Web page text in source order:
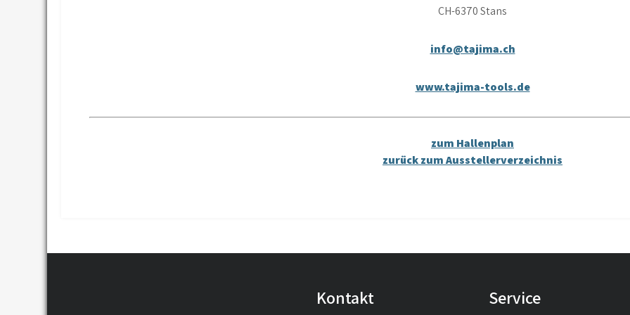
CH-6370 Stans
info@tajima.ch
www.tajima-tools.de
zum Hallenplan
zurück zum Ausstellerverzeichnis
Kontakt Service